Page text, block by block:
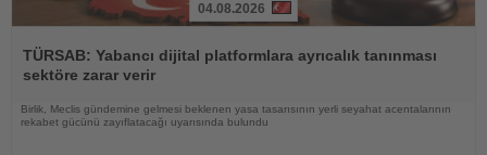
Oku
04.08.2026
TÜRSAB: Yabancı dijital platformlara ayrıcalık tanınması
sektöre zarar verir
Birlik, Meclis gündemine gelmesi beklenen yasa tasarısının yerli seyahat acentalarının
rekabet gücünü zayıflatacağı uyarısında bulundu